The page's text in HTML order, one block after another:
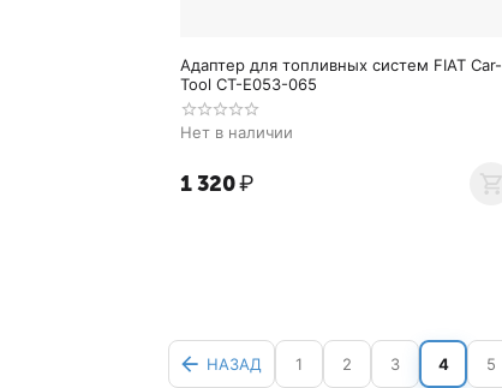
Адаптер для топливных систем FIAT Car-
Tool CT-E053-065
Нет в наличии
1 320₽
НАЗАД 1 2 3 4 5